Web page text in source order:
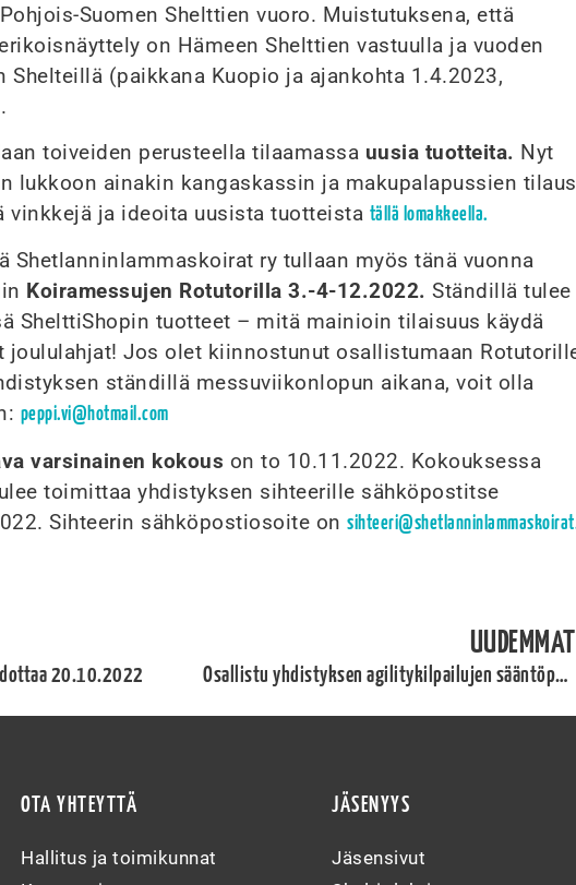
Suomen Shelttien vuoro. Muistutuksena, että
on Hämeen Shelttien vastuulla ja vuoden
Shelteillä (paikkana Kuopio ja ajankohta 1.4.2023,
toiveiden perusteella tilaamassa uusia tuotteita. Nyt
lukkoon ainakin kangaskassin ja makupalapussien
vinkkejä ja ideoita uusista tuotteista tällä lomakkeella.
Shetlanninlammaskoirat ry tullaan myös tänä vuonna
Koiramessujen Rotutorilla 3.-4-12.2022. Ständillä tulee
ShelttiShopin tuotteet – mitä mainioin tilaisuus käydä
joululahjat! Jos olet kiinnostunut osallistumaan
ständillä messuviikonlopun aikana, voit olla
peppi.vi@hotmail.com
varsinainen kokous on to 10.11.2022. Kokouksessa
toimittaa yhdistyksen sihteerille sähköpostitse
Sihteerin sähköpostiosoite on
20.10.2022
UUDEMMAT
Osallistu yhdistyksen agilitykilpailujen sääntöpäivitykseen!
OTA YHTEYTTÄ
Hallitus ja toimikunnat
JÄSENYYS
Jäsensivut